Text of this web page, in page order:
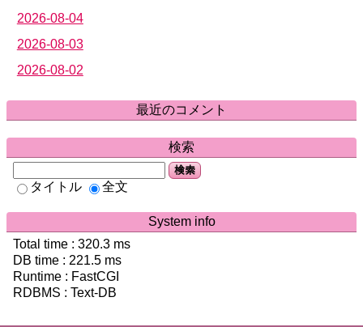
2026-08-04
2026-08-03
2026-08-02
最近のコメント
検索
検索
タイトル 全文
System info
Total time : 320.3 ms
DB time : 221.5 ms
Runtime : FastCGI
RDBMS : Text-DB